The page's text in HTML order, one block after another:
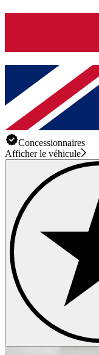
Concessionnaires
Afficher le véhicule